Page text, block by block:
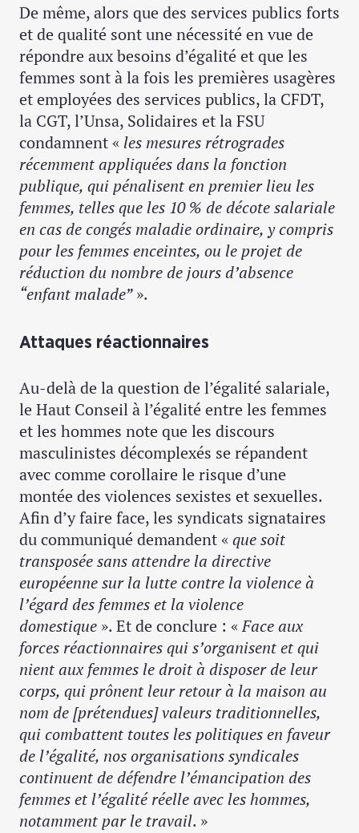
De même, alors que des services publics forts
et de qualité sont une nécessité en vue de
répondre aux besoins d’égalité et que les
femmes sont à la fois les premières usagères
et employées des services publics, la CFDT,
la CGT, l’Unsa, Solidaires et la FSU
condamnent « les mesures rétrogrades
récemment appliquées dans la fonction
publique, qui pénalisent en premier lieu les
femmes, telles que les 10 % de décote salariale
en cas de congés maladie ordinaire, y compris
pour les femmes enceintes, ou le projet de
réduction du nombre de jours d’absence
“enfant malade”».
Attaques réactionnaires
Au-delà de la question de l’égalité salariale,
le Haut Conseil à l’égalité entre les femmes
et les hommes note que les discours
masculinistes décomplexés se répandent
avec comme corollaire le risque d’une
montée des violences sexistes et sexuelles.
Afin d’y faire face, les syndicats signataires
du communiqué demandent « que soit
transposée sans attendre la directive
européenne sur la lutte contre la violence à
l’égard des femmes et la violence
domestique ». Et de conclure : «Face aux
forces réactionnaires qui s’organisent et qui
nient aux femmes le droit à disposer de leur
corps, qui prônent leur retour à la maison au
nom de [prétendues] valeurs traditionnelles,
qui combattent toutes les politiques en faveur
de l’égalité, nos organisations syndicales
continuent de défendre l’émancipation des
femmes et l’égalité réelle avec les hommes,
notamment par le travail. »